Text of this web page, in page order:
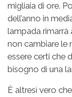
migliaia di ore.
dell’anno in
lampada rimarrà
non cambiare le
essere certi che
bisogno di una
È altresì vero